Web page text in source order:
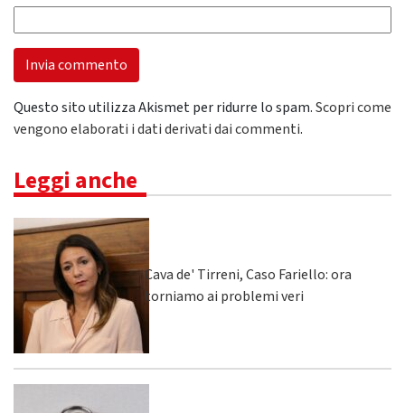
Questo sito utilizza Akismet per ridurre lo spam.Scopri come
vengono elaborati i dati derivati dai commenti.
Leggi anche
Cava de' Tirreni, Caso Fariello: ora
torniamo ai problemi veri